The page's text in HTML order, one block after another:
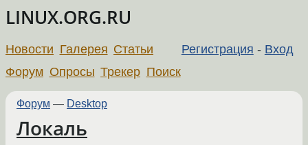
LINUX.ORG.RU
Регистрация - Вход
Новости Галерея Статьи
Форум Опросы Трекер Поиск
Форум — Desktop
Локаль